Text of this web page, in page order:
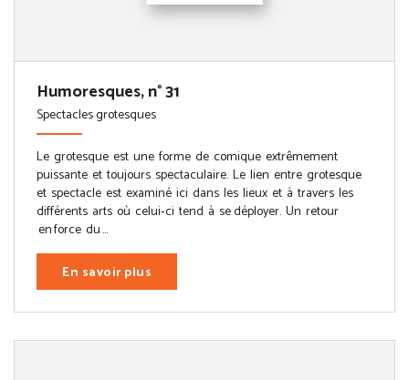
Humoresques, n° 31
Spectacles grotesques
Le grotesque est une forme de comique extrêmement
puissante et toujours spectaculaire. Le lien entre grotesque
et spectacle est examiné ici dans les lieux et à travers les
différents arts où celui‑ci tend à se déployer. Un retour
en force du ...
En savoir plus